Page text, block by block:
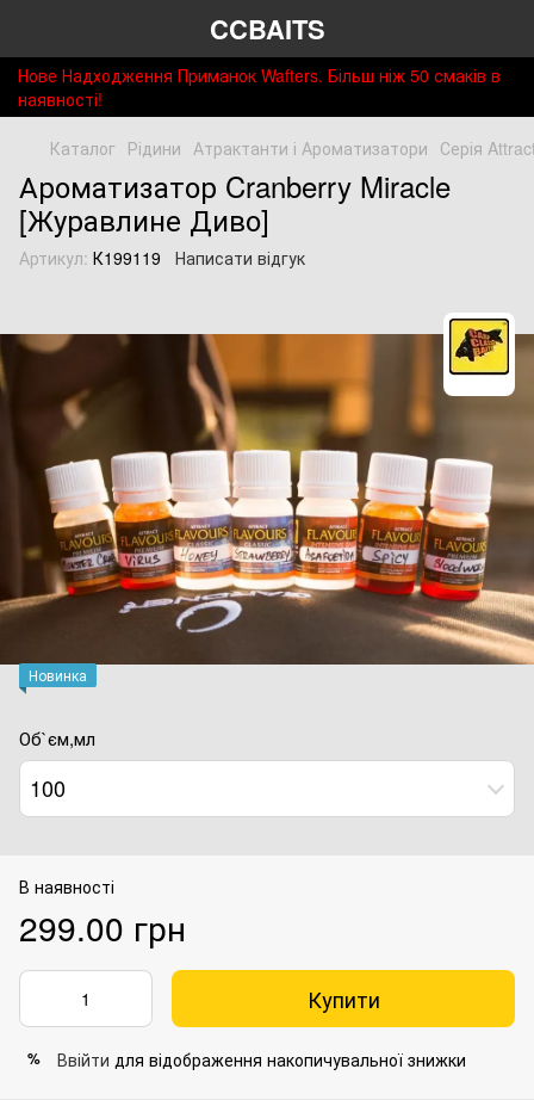
CCBAITS
Нове Надходження Приманок Wafters. Більш ніж 50 смаків в
наявності!
Каталог Рідини Атрактанти і Ароматизатори Серія
Ароматизатор Cranberry Miracle
[Журавлине Диво]
Артикул: К199119 Написати відгук
Новинка
Об`єм,мл
100
В наявності
299.00 грн
Купити
% Ввійти для відображення накопичувальної знижки